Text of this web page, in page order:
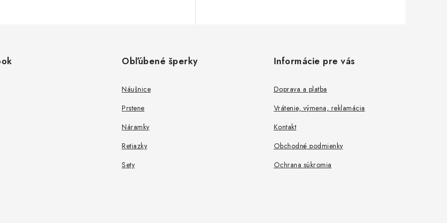
Obľúbené šperky
Náušnice
Prstene
Náramky
Retiazky
Sety
Informácie pre vás
Doprava a platba
Vrátenie, výmena, reklamácia
Kontakt
Obchodné podmienky
Ochrana súkromia